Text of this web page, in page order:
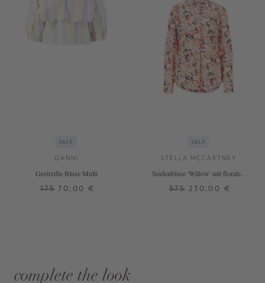
SALE
GANNI
Gestreifte Bluse Multi
175 70,00 €
SALE
STELLA MCCARTNEY
Seidenbluse 'Willow' mit floralem
575 230,00 €
complete the look